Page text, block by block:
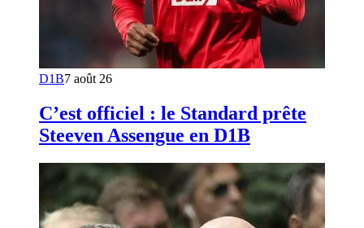
D1B7 août 26
C’est officiel : le Standard prête
Steeven Assengue en D1B